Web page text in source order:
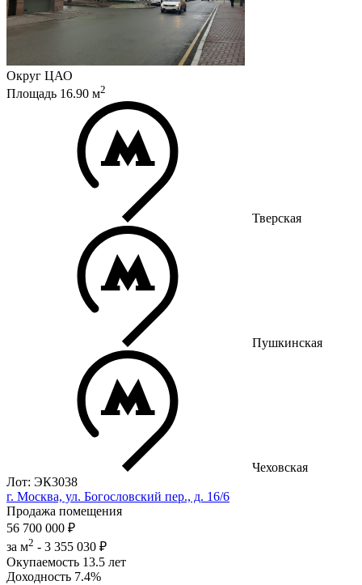
Округ ЦАО
Площадь 16.90 м2
Тверская
Пушкинская
Чеховская
Лот: ЭК3038
г. Москва, ул. Богословский пер., д. 16/6
Продажа помещения
56 700 000 ₽
за м2 - 3 355 030 ₽
Окупаемость 13.5 лет
Доходность 7.4%